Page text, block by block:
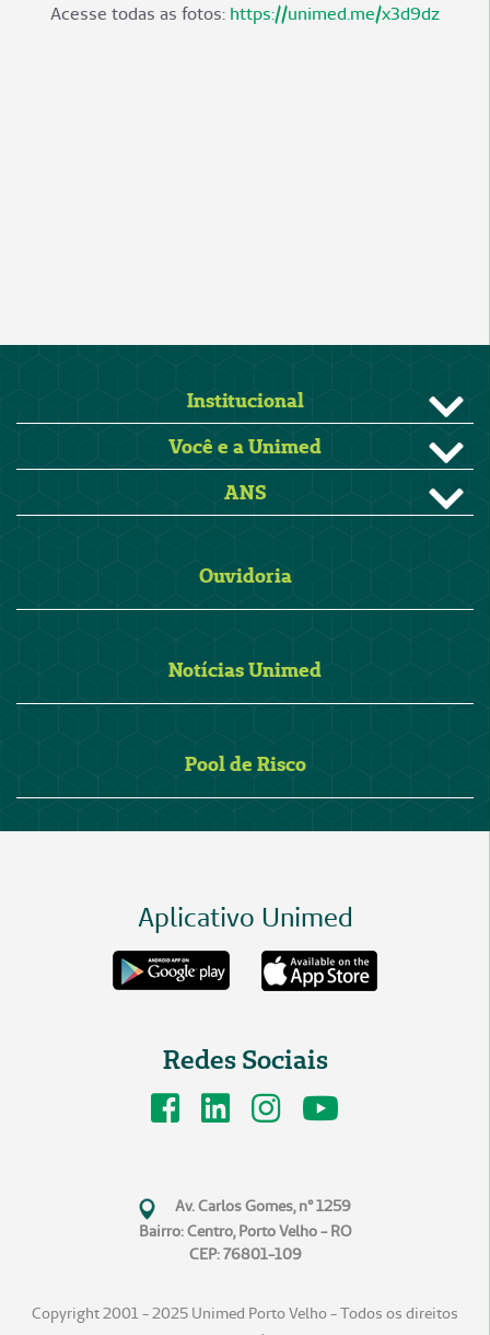
Acesse todas as fotos: https://unimed.me/x3d9dz
Institucional
Você e a Unimed
ANS
Ouvidoria
Notícias Unimed
Pool de Risco
Aplicativo Unimed
Redes Sociais
Av. Carlos Gomes, n° 1259
Bairro: Centro, Porto Velho - RO
CEP: 76801-109
Copyright 2001 - 2025 Unimed Porto Velho - Todos os direitos